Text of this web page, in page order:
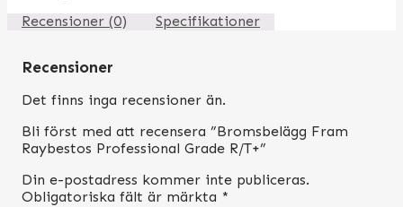
Recensioner (0)
Specifikationer
Recensioner
Det finns inga recensioner än.
Bli först med att recensera ”Bromsbelägg Fram
Raybestos Professional Grade R/T+”
Din e-postadress kommer inte publiceras.
Obligatoriska fält är märkta *